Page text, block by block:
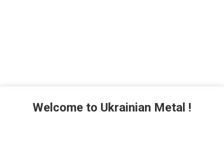
Welcome to Ukrainian Metal !